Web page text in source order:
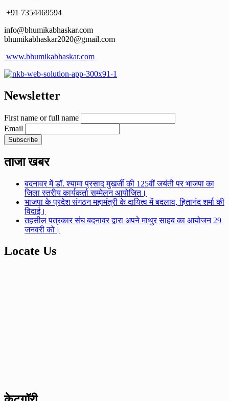
+91 7354469594
info@bhumikabhaskar.com
bhumikabhaskar2020@gmail.com
www.bhumikabhaskar.com
Newsletter
First name or full name
Email
ताजा खबर
बदनावर में डॉ. श्यामा प्रसाद मुखर्जी की 125वीं जयंती पर भाजपा का
जिला स्तरीय कार्यकर्ता सम्मेलन आयोजित।
भाजपा के प्रदेश संगठन महामंत्री के दायित्व में बदलाव, हितानंद शर्मा की
विदाई।
तहसील पत्रकार संघ बदनावर द्वारा अपने माथुर साहब का आयोजन 29
जनवरी को।
Locate Us